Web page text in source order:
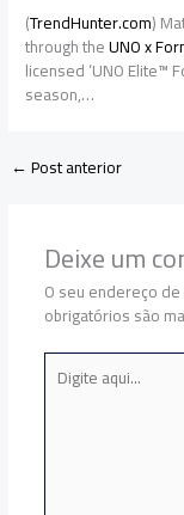
(TrendHunter.com)
through theUNO x
licensed ‘UNO Elite™
season,…
←Post anterior
Deixe um
O seu endereço
obrigatórios são
Digite
aqui...